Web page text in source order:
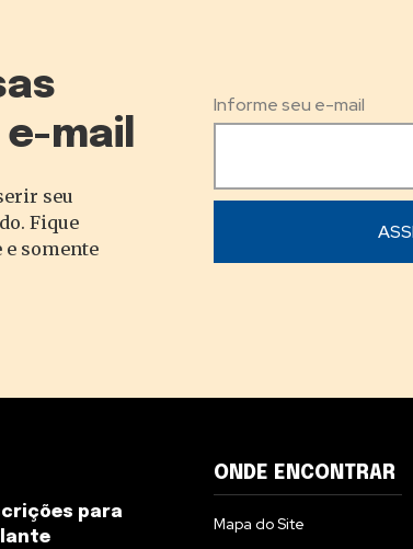
mail
seu
Fique
somente
Informe seu e-mail
para
ONDE ENCONTRAR
Mapa do Site